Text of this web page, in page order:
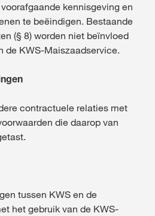
kennisgeving en
te beëindigen. Bestaande
(§ 8) worden niet beïnvloed
de KWS-Maiszaadservice.
contractuele relaties met
die daarop van
tussen KWS en de
het gebruik van de KWS-